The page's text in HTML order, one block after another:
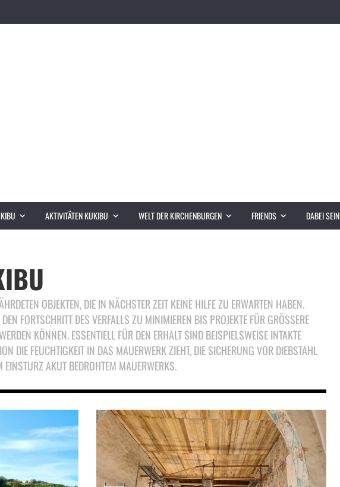
AKTIVITÄTEN KUKIBU WELT DER KIRCHENBURGEN FRIENDS DABEI SEIN
OBJEKTEN, DIE IN NÄCHSTER ZEIT KEINE HILFE ZU ERWARTEN HABEN.
FORTSCHRITT DES VERFALLS ZU MINIMIEREN BIS PROJEKTE FÜR GRÖSSERE R
KÖNNEN. ESSENTIELL FÜR DEN ERHALT SIND BEISPIELSWEISE INTAKTE D
DIE FEUCHTIGKEIT IN DAS MAUERWERK ZIEHT, DIE SICHERUNG VOR DIEBSTAHL DU
AKUT BEDROHTEM MAUERWERKS.